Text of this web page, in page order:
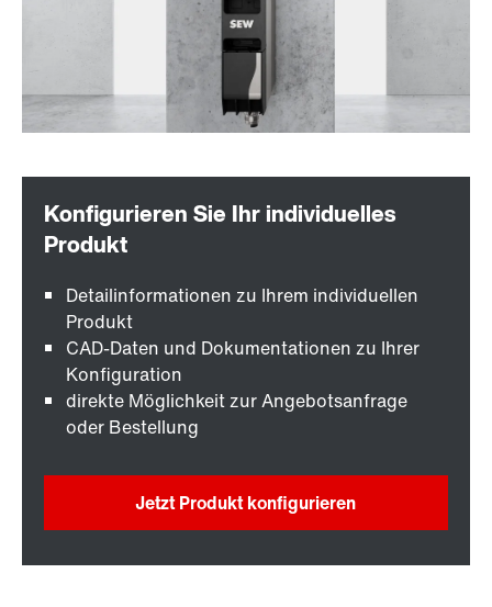
Detailinformationen zu Ihrem individuellen
Produkt
CAD-Daten und Dokumentationen zu Ihrer
Konfiguration
direkte Möglichkeit zur Angebotsanfrage
oder Bestellung
Jetzt Produkt konfigurieren